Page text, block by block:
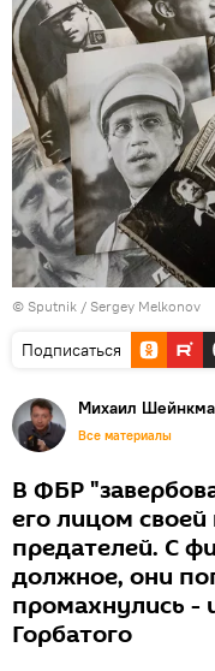
© Sputnik / Sergey Melkonov
Подписаться
Михаил
Все материалы
В ФБР
его лицом
предателей. С
должное, они
промахнулись -
Горбатого